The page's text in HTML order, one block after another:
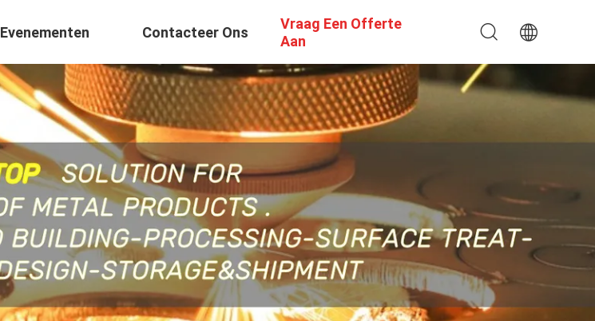
Evenementen Contacteer Ons
Vraag Een Offerte
Aan